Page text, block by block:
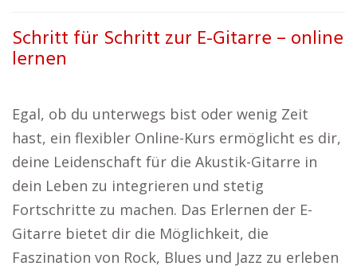
Schritt für Schritt zur E-Gitarre – online
lernen
Egal, ob du unterwegs bist oder wenig Zeit
hast, ein flexibler Online-Kurs ermöglicht es dir,
deine Leidenschaft für die Akustik-Gitarre in
dein Leben zu integrieren und stetig
Fortschritte zu machen. Das Erlernen der E-
Gitarre bietet dir die Möglichkeit, die
Faszination von Rock, Blues und Jazz zu erleben